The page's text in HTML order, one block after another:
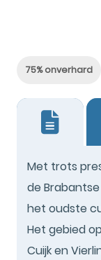
75% onverhard
Met trots
de
het oudste
Het gebied
Cuijk en